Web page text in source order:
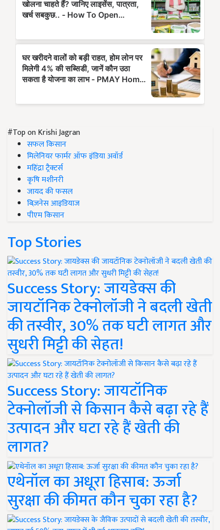
#Top on Krishi Jagran
सफल किसान
मिलेनियर फार्मर ऑफ इंडिया अवॉर्ड
महिंद्रा ट्रैक्टर्स
कृषि मशीनरी
जायद की फसल
बिज़नेस आइडियाज
पीएम किसान
Top Stories
Success Story: जायडेक्स की
जायटॉनिक टेक्नोलॉजी ने बदली खेती
की तस्वीर, 30% तक घटी लागत और
सुधरी मिट्टी की सेहत!
Success Story: जायटॉनिक
टेक्नोलॉजी से किसान कैसे बढ़ा रहे हैं
उत्पादन और घटा रहे हैं खेती की
लागत?
एथेनॉल का अधूरा हिसाब: ऊर्जा
सुरक्षा की कीमत कौन चुका रहा है?